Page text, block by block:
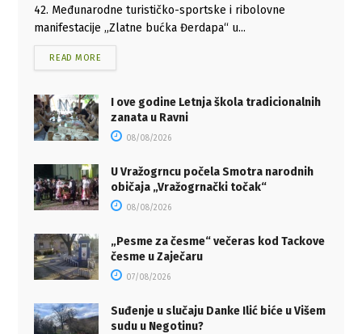
42. Međunarodne turističko-sportske i ribolovne
manifestacije „Zlatne bućka Đerdapa“ u...
READ MORE
I ove godine Letnja škola tradicionalnih
zanata u Ravni
08/08/2026
U Vražogrncu počela Smotra narodnih
običaja „Vražogrnački točak“
08/08/2026
„Pesme za česme“ večeras kod Tackove
česme u Zaječaru
07/08/2026
Suđenje u slučaju Danke Ilić biće u Višem
sudu u Negotinu?